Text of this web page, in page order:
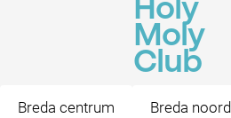
Holy
Moly
Club
Breda centrum Breda noord